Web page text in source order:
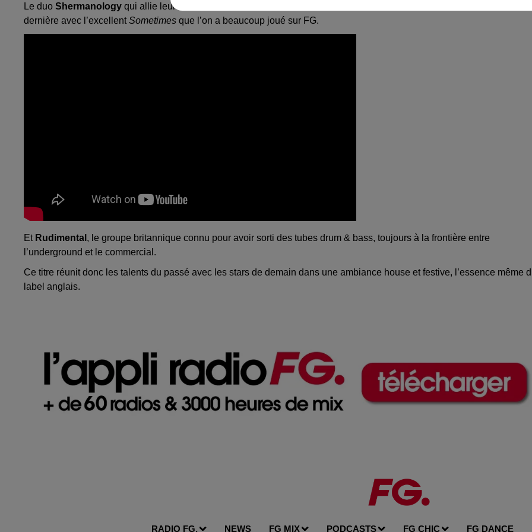
Le duo Shermanology qui allie leurs influences soul et caribéennes à la house. Ils ont fait leur début sur Defected
dernière avec l’excellentSometimes que l’on a beaucoup joué sur FG.
Et Rudimental , le groupe britannique connu pour avoir sorti des tubes drum & bass, toujours à la frontière entre
l’underground et le commercial.
Ce titre réunit donc les talents du passé avec les stars de demain dans une ambiance house et festive, l’essence même
label anglais.
RADIO FG. NEWS FG MIX PODCASTS FG CHIC FG DANCE